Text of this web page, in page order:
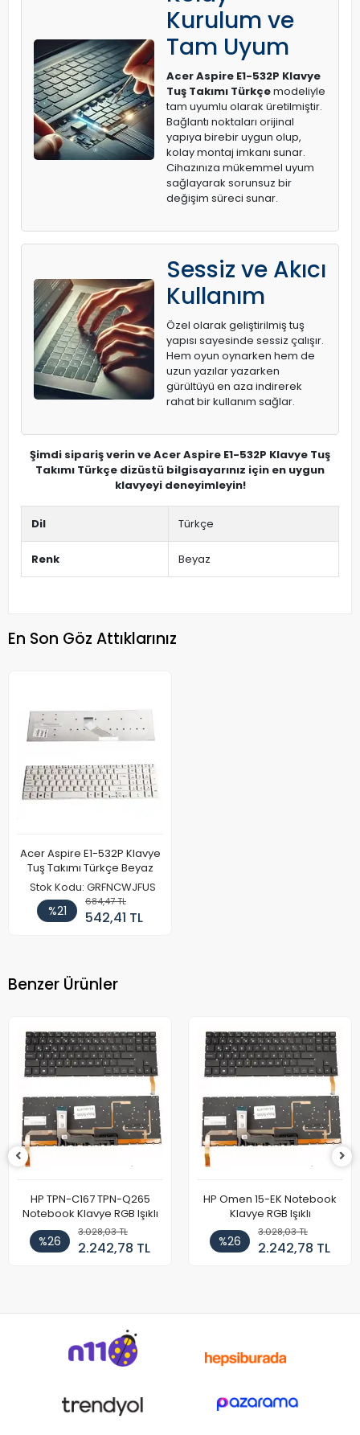
Kurulum ve
Tam Uyum
Acer Aspire E1-532P Klavye
Tuş Takımı Türkçemodeliyle
tam uyumlu olarak üretilmiştir.
Bağlantı noktaları orijinal
yapıya birebir uygun olup,
kolay montaj imkanı sunar.
Cihazınıza mükemmel uyum
sağlayarak sorunsuz bir
değişim süreci sunar.
Sessiz ve Akıcı
Kullanım
Özel olarak geliştirilmiş tuş
yapısı sayesinde sessiz çalışır.
Hem oyun oynarken hem de
uzun yazılar yazarken
gürültüyü en aza indirerek
rahat bir kullanım sağlar.
Şimdi sipariş verin ve Acer Aspire E1-532P Klavye Tuş
Takımı Türkçe dizüstü bilgisayarınız için en uygun
klavyeyi deneyimleyin!
Dil Türkçe
Renk Beyaz
En Son Göz Attıklarınız
Acer Aspire E1-532P Klavye
Tuş Takımı Türkçe Beyaz
Stok Kodu: GRFNCWJFUS
%21
684,47 TL
542,41 TL
Benzer Ürünler
HP TPN-C167 TPN-Q265
Notebook Klavye RGB Işıklı
%26
3.028,03 TL
2.242,78 TL
HP Omen 15-EK Notebook
Klavye RGB Işıklı
%26
3.028,03 TL
2.242,78 TL